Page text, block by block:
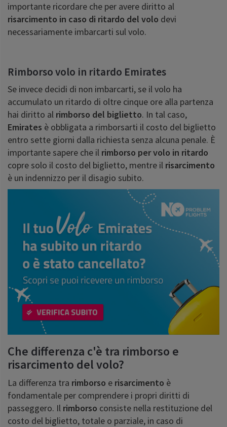
importante ricordare che per avere diritto al
risarcimento in caso di ritardo del volo devi
necessariamente imbarcarti sul volo.
Rimborso volo in ritardo Emirates
Se invece decidi di non imbarcarti, se il volo ha
accumulato un ritardo di oltre cinque ore alla partenza
hai diritto al rimborso del biglietto. In tal caso,
Emirates è obbligata a rimborsarti il costo del biglietto
entro sette giorni dalla richiesta senza alcuna penale. È
importante sapere che il rimborso per volo in ritardo
copre solo il costo del biglietto, mentre il risarcimento
è un indennizzo per il disagio subito.
Che differenza c'è tra rimborso e
risarcimento del volo?
La differenza tra rimborso e risarcimento è
fondamentale per comprendere i propri diritti di
passeggero. Il rimborso consiste nella restituzione del
costo del biglietto, totale o parziale, in caso di